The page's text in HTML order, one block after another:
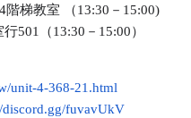
階梯教室 （13:30－15:00)
501（13:30－15:00）
unit-4-368-21.html
discord.gg/fuvavUkV